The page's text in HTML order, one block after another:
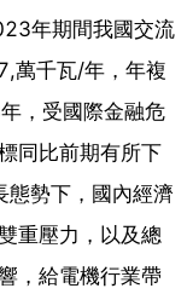
年期間我國交流
萬千瓦/年，年複
，受國際金融危
同比前期有所下
勢下，國內經濟
重壓力，以及總
，給電機行業帶